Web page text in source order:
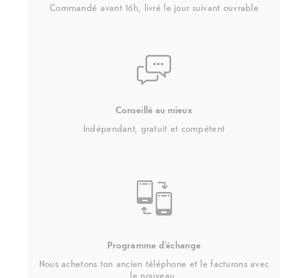
Commandé avant 16h, livré le jour suivant ouvrable
Conseillé au mieux
Indépendant, gratuit et compétent
Programme d'échange
Nous achetons ton ancien téléphone et le facturons avec
le nouveau.